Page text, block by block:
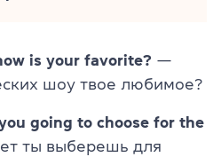
is your favorite? —
шоу твое любимое?
going to choose for the
ты выберешь для